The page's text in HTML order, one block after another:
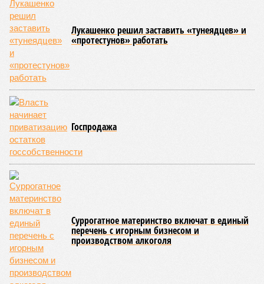
News Today, в соматических мутациях. Это изменения в
генетическом коде любой клетки организма (кроме
сперматозоидов и яйцеклеток), которые являются
неизбежным следствием деления клеток и происходят на
протяжении всей нашей жизни. Иногда они возникают под
воздействием внешних факторов, условно таких как
ультрафиолет, а иногда… это просто случается. Просто
«потому что». И учёные до сих пор бьются над загадкой
почему.
Некоторые мутации не слишком разрушительны, и клетка
может существовать в слегка изменённом виде. Другие же
приводят к катастрофическим изменениям внутри неё – и
она погибает.«У 80-летнего человека в типичной клетке
присутствуют тысячи соматических мутаций. У
организма нет механики, которая позволила бы ему
вернуться и исправить повреждения, уже записанные в
геноме,– рассказывает
медицинской школы Гроссмана при Нью-Йоркском
университете.
– На протяжении десятилетий
накопившиеся повреждения снижают эффективность
работы клетки, а в некоторых случаях создают
предпосылки для развития рака»